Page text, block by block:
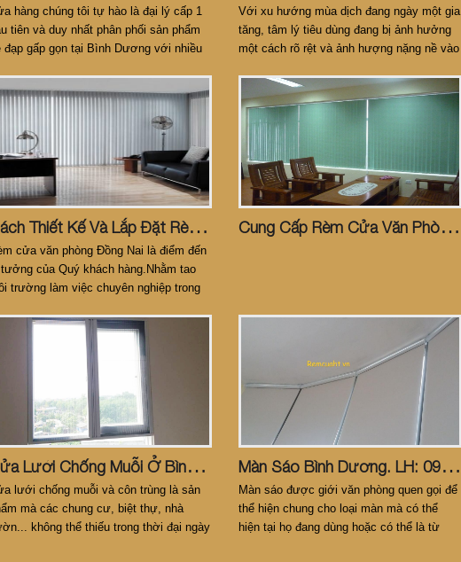
hàng chúng tôi tự hào là đại lý cấp 1
tiên và duy nhất phân phối sản phẩm
đạp gấp gọn tại Bình Dương với nhiều
ty mẹ ở Hà Nội.
Với xu hướng mùa dịch đang ngày một gia
tăng, tâm lý tiêu dùng đang bị ảnh hưởng
một cách rõ rệt và ảnh hượng nặng nề vào
của văn phòng và nhà xưởng mới.
C
Ách Thiết Kế Và Lắp Đặt Rèm Cửa Văn Phòng Tại Bình Dương & Đồng Nai
cửa văn phòng Đồng Nai là điểm đến
tưởng của Quý khách hàng.Nhằm tao
trường làm việc chuyên nghiệp trong
C
Ung Cấp Rèm Cửa Văn Phòng Số 1 Bình Dương LH: 0979.688.302
C
Ửa Lưới Chống Muỗi Ở Bình Dương
lưới chống muỗi và côn trùng là sản
mà các chung cư, biệt thự, nhà
không thể thiếu trong thời đại ngày
M
Àn Sáo Bình Dương. LH: 0914.686.302
Màn sáo được giới văn phòng quen gọi để
thể hiện chung cho loại màn mà có thể
hiện tại họ đang dùng hoặc có thể là từ